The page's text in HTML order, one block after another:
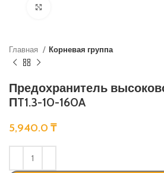
Главная Корневая группа
Предохранитель
ПT1.3-10-160A
5,940.0 ₸